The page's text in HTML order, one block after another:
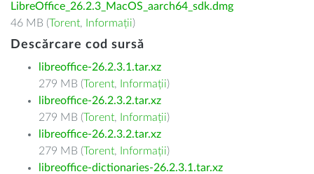
LibreOffice_26.2.3_MacOS_aarch64_sdk.dmg
46 MB (Torent, Informații)
Descărcare cod sursă
libreoffice-26.2.3.1.tar.xz
279 MB (Torent, Informații)
libreoffice-26.2.3.2.tar.xz
279 MB (Torent, Informații)
libreoffice-26.2.3.2.tar.xz
279 MB (Torent, Informații)
libreoffice-dictionaries-26.2.3.1.tar.xz